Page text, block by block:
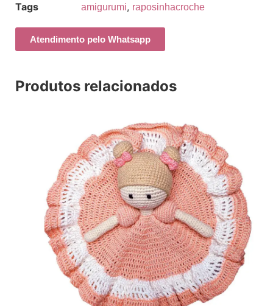
Tags amigurumi, raposinhacroche
Atendimento pelo Whatsapp
Produtos relacionados